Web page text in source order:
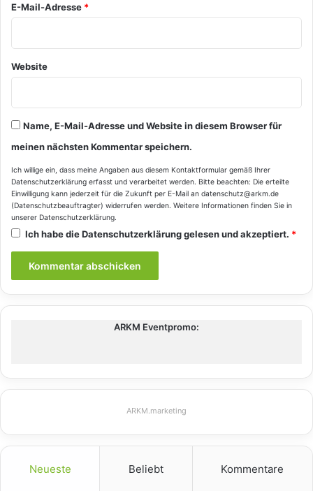
E-Mail-Adresse *
Website
Name, E-Mail-Adresse und Website in diesem Browser für
meinen nächsten Kommentar speichern.
Ich willige ein, dass meine Angaben aus diesem Kontaktformular gemäß Ihrer
Datenschutzerklärung erfasst und verarbeitet werden. Bitte beachten: Die erteilte
Einwilligung kann jederzeit für die Zukunft per E-Mail an datenschutz@arkm.de
(Datenschutzbeauftragter) widerrufen werden. Weitere Informationen finden Sie in
unserer Datenschutzerklärung.
Ich habe dieDatenschutzerklärunggelesen und akzeptiert. *
ARKM Eventpromo:
ARKM.marketing
Neueste Beliebt Kommentare